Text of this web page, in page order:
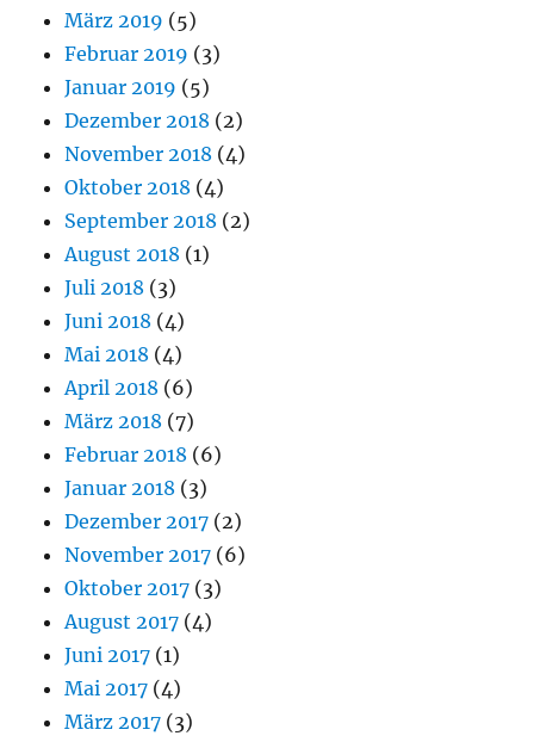
März 2019 (5)
Februar 2019 (3)
Januar 2019 (5)
Dezember 2018 (2)
November 2018 (4)
Oktober 2018 (4)
September 2018 (2)
August 2018 (1)
Juli 2018 (3)
Juni 2018 (4)
Mai 2018 (4)
April 2018 (6)
März 2018 (7)
Februar 2018 (6)
Januar 2018 (3)
Dezember 2017 (2)
November 2017 (6)
Oktober 2017 (3)
August 2017 (4)
Juni 2017 (1)
Mai 2017 (4)
März 2017 (3)